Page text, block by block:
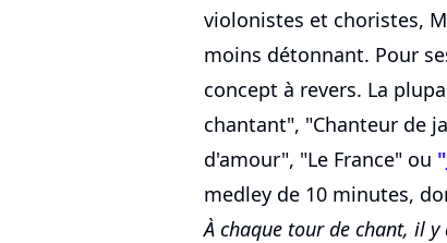
violonistes et choristes,
moins détonnant. Pour
concept à revers. La
chantant", "Chanteur de
d'amour", "Le France" ou
medley de 10 minutes,
À chaque tour de chant, il